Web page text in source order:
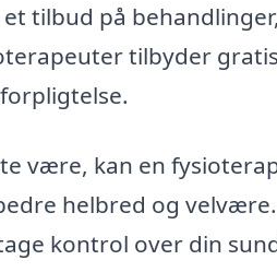
tilbud på
tilbyder
være, kan en
helbred og
kontrol over din